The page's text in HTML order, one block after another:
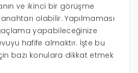
ve ikinci bir görüşme
anahtarı olabilir. Yapılmaması
yapabileceğinize
hafife almaktır. İşte bu
bazı konulara dikkat etmek